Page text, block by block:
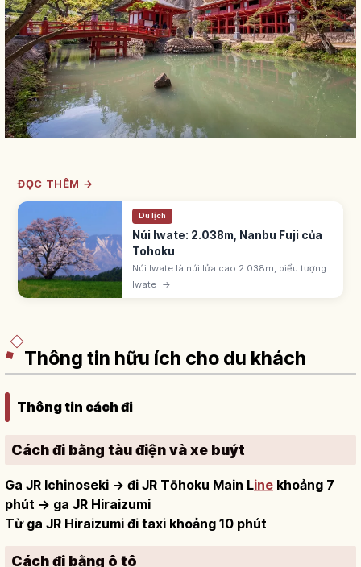
ĐỌC THÊM →
Du lịch
Núi Iwate: 2.038m, Nanbu Fuji của
Tohoku
Núi Iwate là núi lửa cao 2.038m, biểu tượng
Tohoku, gọi 'Nanbu Fuji'. Ishikawa Takuboku
Iwate →
Thông tin hữu ích cho du khách
Thông tin cách đi
Cách đi bằng tàu điện và xe buýt
Ga JR Ichinoseki → đi JR Tōhoku Main Line khoảng 7
phút → ga JR Hiraizumi
Từ ga JR Hiraizumi đi taxi khoảng 10 phút
Cách đi bằng ô tô